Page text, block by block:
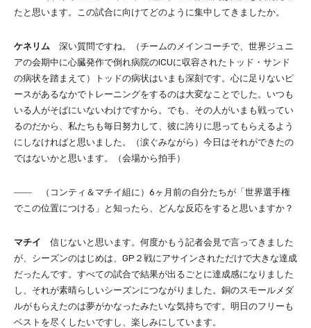
たと思います。この試合に向けてどのように集中してきましたか。
ケネリム 深い質問ですね。（チームのメインコーチで、世界ジュニ
アの会期中に心臓発作で倒れ病院のICUに収容されたトッド・サンド
の病状を踏まえて）トッドの病状はいまも深刻です。心に足りないピ
ースがあるなかでトレーニングをするのは大変なことでした。いつも
いる人がそばにいないわけですから。でも、その人がいまも戦ってい
るのだから、私たちも毎日努力して、彼に誇りに思ってもらえるよう
にしなければと思いました。（涙ぐみながら）今日はそれができたの
ではないかと思います。（会場から拍手）
―― （コンティ＆マチイ組に）6ヶ月前の自分たちが「世界選手権
でこの位置につける」と知ったら、どんな反応をすると思いますか？
マチイ 信じないと思います。何度かもう記者会見で言ってきました
が、シーズンのはじめは、GP２戦にアサインされただけで大きな達成
だったんです。すべての試合で結果が出るごとに達成感になりました
し、それが素晴らしいシーズンにつながりました。銅のスモールメダ
ルがもらえたのは夢がかなったみたいな気持ちです。明日のフリーも
ベストを尽くしたいですし、楽しみにしています。